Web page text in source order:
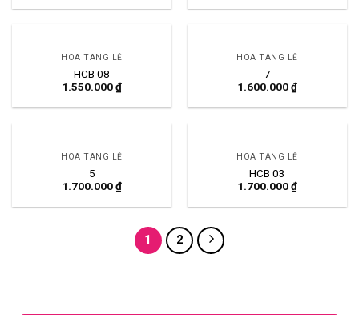
HOA TANG LỄ
HCB 08
1.550.000₫
HOA TANG LỄ
7
1.600.000₫
HOA TANG LỄ
5
1.700.000₫
HOA TANG LỄ
HCB 03
1.700.000₫
1 2